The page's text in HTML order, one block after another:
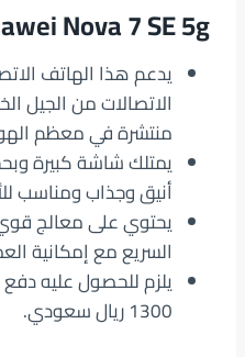
Nova 7 SE 5g
يدعم هذا الهاتف
الاتصالات من الجيل
منتشرة في معظم
يمتلك شاشة كبيرة
أنيق وجذاب ومناسب
يحتوي على معالج
السريع مع إمكانية
يلزم للحصول عليه
1300 ريال سعودي.